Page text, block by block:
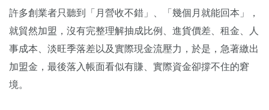
許多創業者只聽到「月營收不錯」、「幾個月就能回本」，
就貿然加盟，沒有完整理解抽成比例、進貨價差、租金、人
事成本、淡旺季落差以及實際現金流壓力，於是，急著繳出
加盟金，最後落入帳面看似有賺、實際資金卻撐不住的窘
境。